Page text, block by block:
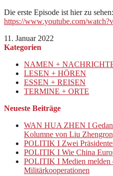
Die erste Episode ist hier zu sehen:
https://www.youtube.com/
11. Januar 2022
Kategorien
NAMEN +
LESEN + HÖREN
ESSEN + REISEN
TERMINE + ORTE
Neueste Beiträge
WAN HUA ZHEN I
Kolumne von Liu
POLITIK I Zwei
POLITIK I Wie China
POLITIK I Medien melden
Militärkooperationen